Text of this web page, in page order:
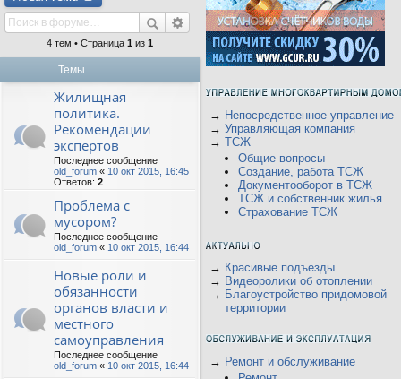
4 тем • Страница 1 из 1
Темы
Жилищная
политика.
Рекомендации
экспертов
Последнее сообщение
old_forum « 10 окт 2015, 16:45
Ответов: 2
Проблема с
мусором?
Последнее сообщение
old_forum « 10 окт 2015, 16:44
Новые роли и
обязанности
органов власти и
местного
самоуправления
Последнее сообщение
old_forum « 10 окт 2015, 16:44
→ Непосредственное управление
→ Управляющая компания
→ ТСЖ
Общие вопросы
Создание, работа ТСЖ
Документооборот в ТСЖ
ТСЖ и собственник жилья
Страхование ТСЖ
→ Красивые подъезды
→ Видеоролики об отоплении
→ Благоустройство придомовой
территории
→ Ремонт и обслуживание